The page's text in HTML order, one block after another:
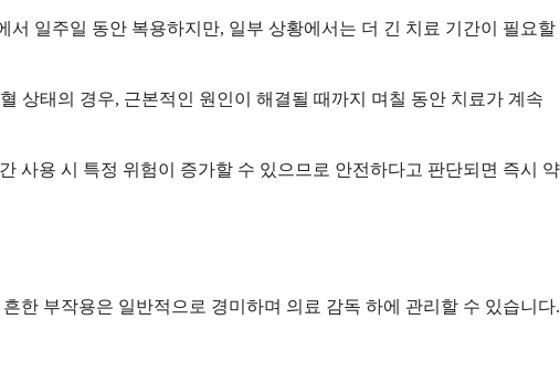
일주일 동안 복용하지만, 일부 상황에서는 더 긴 치료 기간이 필요할
상태의 경우, 근본적인 원인이 해결될 때까지 며칠 동안 치료가 계속
사용 시 특정 위험이 증가할 수 있으므로 안전하다고 판단되면 즉시 약
한 부작용은 일반적으로 경미하며 의료 감독 하에 관리할 수 있습니다.